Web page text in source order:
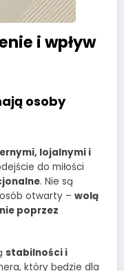
i wpływ
osoby
lojalnymi i
do miłości
. Nie są
otwarty – wolą
poprzez
stabilności i
który będzie dla